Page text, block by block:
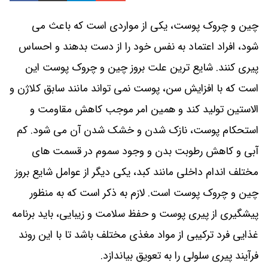
چین و چروک پوست، یکی از مواردی است که باعث می‌
شود، افراد اعتماد به نفس خود را از دست بدهند و احساس
پیری کنند. شایع ‌ترین علت بروز چین و چروک‌ پوست این
است که با افزایش سن، پوست نمی‌ تواند مانند سابق کلاژن و
الاستین تولید کند و همین امر موجب کاهش مقاومت و
استحکام پوست، نازک شدن و خشک شدن آن می ‌شود. کم
آبی و کاهش رطوبت بدن و وجود سموم در قسمت‌ های
مختلف اندام داخلی مانند کبد، یکی دیگر از عوامل شایع بروز
چین و چروک‌ پوست است. لازم به ذکر است که به منظور
پیشگیری از پیری پوست و حفظ سلامت و زیبایی، باید برنامه
غذایی فرد ترکیبی از مواد مغذی مختلف باشد تا با این روند
فرآیند پیری سلولی را به تعویق بیاندازد.